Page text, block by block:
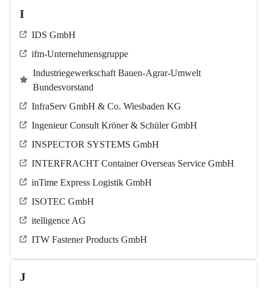
I
IDS GmbH
ifm-Unternehmensgruppe
Industriegewerkschaft Bauen-Agrar-Umwelt
Bundesvorstand
InfraServ GmbH & Co. Wiesbaden KG
Ingenieur Consult Kröner & Schüler GmbH
INSPECTOR SYSTEMS GmbH
INTERFRACHT Container Overseas Service GmbH
inTime Express Logistik GmbH
ISOTEC GmbH
itelligence AG
ITW Fastener Products GmbH
J